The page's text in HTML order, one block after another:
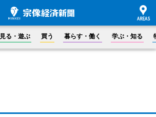
見る・遊ぶ 買う 暮らす・働く 学ぶ・知る